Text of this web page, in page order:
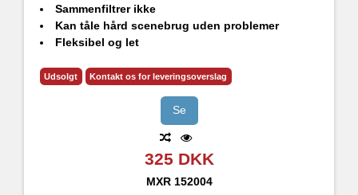
Sammenfiltrer ikke
Kan tåle hård scenebrug uden problemer
Fleksibel og let
Udsolgt Kontakt os for leveringsoverslag
Se
325 DKK
MXR 152004